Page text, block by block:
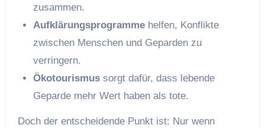
zusammen.
Aufklärungsprogrammehelfen, Konflikte
zwischen Menschen und Geparden zu
verringern.
Ökotourismussorgt dafür, dass lebende
Geparde mehr Wert haben als tote.
Doch der entscheidende Punkt ist: Nur wenn